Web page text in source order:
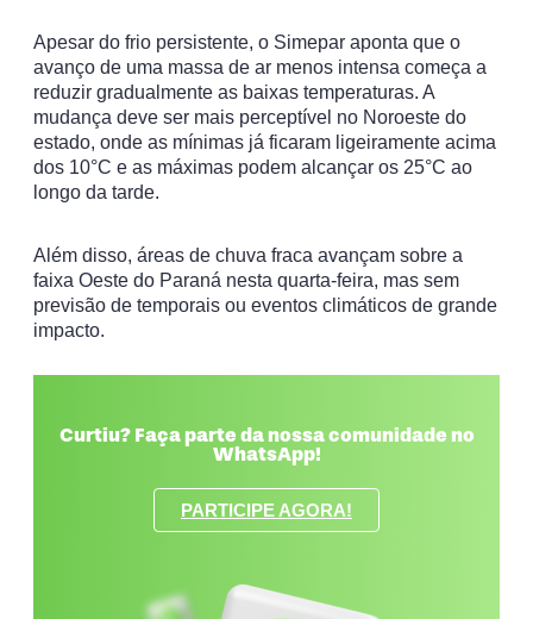
Apesar do frio persistente, o Simepar aponta que o
avanço de uma massa de ar menos intensa começa a
reduzir gradualmente as baixas temperaturas. A
mudança deve ser mais perceptível no Noroeste do
estado, onde as mínimas já ficaram ligeiramente acima
dos 10°C e as máximas podem alcançar os 25°C ao
longo da tarde.
Além disso, áreas de chuva fraca avançam sobre a
faixa Oeste do Paraná nesta quarta-feira, mas sem
previsão de temporais ou eventos climáticos de grande
impacto.
Curtiu? Faça parte da nossa comunidade no
WhatsApp!
PARTICIPE AGORA!